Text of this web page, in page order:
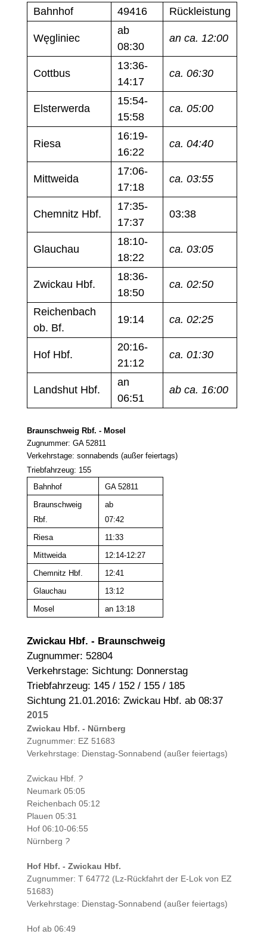
Bahnhof 49416 Rückleistung
Węgliniec
ab
08:30
an ca. 12:00
Cottbus
13:36-
14:17
ca. 06:30
Elsterwerda
15:54-
15:58
ca. 05:00
Riesa
16:19-
16:22
ca. 04:40
Mittweida
17:06-
17:18
ca. 03:55
Chemnitz Hbf.
17:35-
17:37
03:38
Glauchau
18:10-
18:22
ca. 03:05
Zwickau Hbf.
18:36-
18:50
ca. 02:50
Reichenbach
ob. Bf.
19:14 ca. 02:25
Hof Hbf.
20:16-
21:12
ca. 01:30
Landshut Hbf.
an
06:51
ab ca. 16:00
Braunschweig Rbf. - Mosel
Zugnummer: GA 52811
Verkehrstage: sonnabends (außer feiertags)
Triebfahrzeug: 155
Bahnhof
GA 52811
Braunschweig
Rbf.
ab
07:42
Riesa
11:33
Mittweida
12:14-12:27
Chemnitz Hbf.
12:41
Glauchau
13:12
Mosel
an 13:18
Zwickau Hbf. - Braunschweig
Zugnummer: 52804
Verkehrstage: Sichtung: Donnerstag
Triebfahrzeug: 145 / 152 / 155 / 185
Sichtung 21.01.2016: Zwickau Hbf. ab 08:37
2015
Zwickau Hbf. - Nürnberg
Zugnummer: EZ 51683
Verkehrstage: Dienstag-Sonnabend (außer feiertags)
Zwickau Hbf. ?
Neumark 05:05
Reichenbach 05:12
Plauen 05:31
Hof 06:10-06:55
Nürnberg ?
Hof Hbf. - Zwickau Hbf.
Zugnummer: T 64772 (Lz-Rückfahrt der E-Lok von EZ
51683)
Verkehrstage: Dienstag-Sonnabend (außer feiertags)
Hof ab 06:49